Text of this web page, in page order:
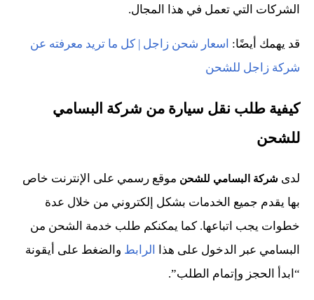
الشركات التي تعمل في هذا المجال.
قد يهمك أيضًا: اسعار شحن زاجل | كل ما تريد معرفته عن
شركة زاجل للشحن
كيفية طلب نقل سيارة من شركة البسامي
للشحن
لدى شركة البسامي للشحن موقع رسمي على الإنترنت خاص
بها يقدم جميع الخدمات بشكل إلكتروني من خلال عدة
خطوات يجب اتباعها. كما يمكنكم طلب خدمة الشحن من
البسامي عبر الدخول على هذا
الرابط والضغط على أيقونة
“ابدأ الحجز وإتمام الطلب”.